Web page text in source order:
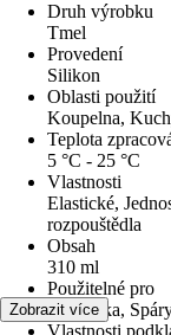
Druh výrobku
Tmel
Provedení
Silikon
Oblasti použití
Koupelna,
Teplota
5 °C - 25 °C
Vlastnosti
Elastické,
rozpouštědla
Obsah
310 ml
Použitelné pro
Keramika,
Vlastnosti
Zobrazit více